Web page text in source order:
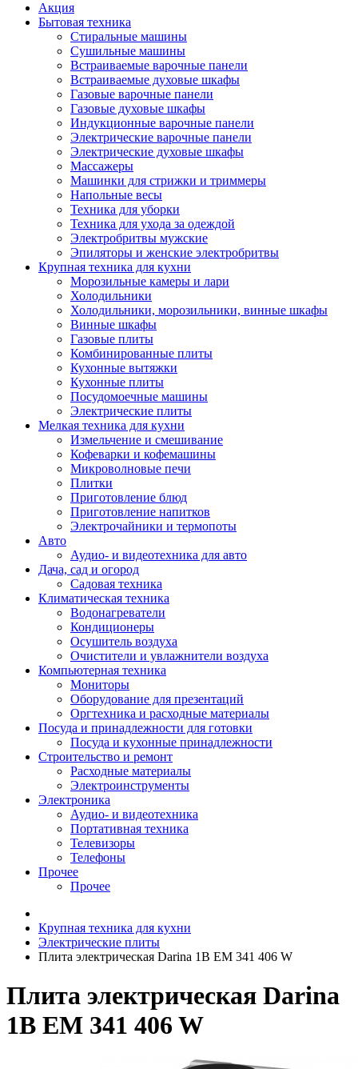
Акция
Бытовая техника
Стиральные машины
Сушильные машины
Встраиваемые варочные панели
Встраиваемые духовые шкафы
Газовые варочные панели
Газовые духовые шкафы
Индукционные варочные панели
Электрические варочные панели
Электрические духовые шкафы
Массажеры
Машинки для стрижки и триммеры
Напольные весы
Техника для уборки
Техника для ухода за одеждой
Электробритвы мужские
Эпиляторы и женские электробритвы
Крупная техника для кухни
Морозильные камеры и лари
Холодильники
Холодильники, морозильники, винные шкафы
Винные шкафы
Газовые плиты
Комбинированные плиты
Кухонные вытяжки
Кухонные плиты
Посудомоечные машины
Электрические плиты
Мелкая техника для кухни
Измельчение и смешивание
Кофеварки и кофемашины
Микроволновые печи
Плитки
Приготовление блюд
Приготовление напитков
Электрочайники и термопоты
Авто
Аудио- и видеотехника для авто
Дача, сад и огород
Садовая техника
Климатическая техника
Водонагреватели
Кондиционеры
Осушитель воздуха
Очистители и увлажнители воздуха
Компьютерная техника
Мониторы
Оборудование для презентаций
Оргтехника и расходные материалы
Посуда и принадлежности для готовки
Посуда и кухонные принадлежности
Строительство и ремонт
Расходные материалы
Электроинструменты
Электроника
Аудио- и видеотехника
Портативная техника
Телевизоры
Телефоны
Прочее
Прочее
Крупная техника для кухни
Электрические плиты
Плита электрическая Darina 1B EM 341 406 W
Плита электрическая Darina
1B EM 341 406 W